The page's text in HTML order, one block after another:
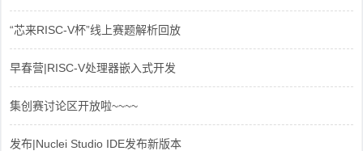
“芯来RISC-V杯”线上赛题解析回放
早春营|RISC-V处理器嵌入式开发
集创赛讨论区开放啦~~~~
发布|Nuclei Studio IDE发布新版本